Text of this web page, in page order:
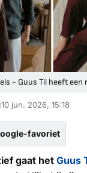
- Guus Til heeft een
10 jun. 2026, 15:18
favoriet
gaat het Guus